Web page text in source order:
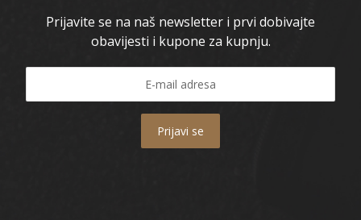
Prijavite se na naš newsletter i prvi dobivajte
obavijesti i kupone za kupnju.
Prijavi se